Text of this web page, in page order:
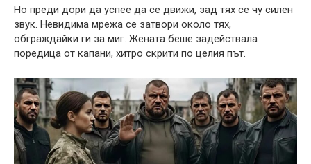
Но преди дори да успее да се движи, зад тях се чу силен
звук. Невидима мрежа се затвори около тях,
обграждайки ги за миг. Жената беше задействала
поредица от капани, хитро скрити по целия път.